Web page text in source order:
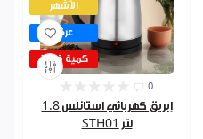
الأشهر
عرض
كمية قليلة
0
إبريق كهربائي استانلس 1.8
لتر STH01